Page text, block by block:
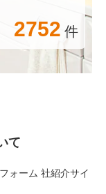
2752 件
て
ォーム 社紹介サイ